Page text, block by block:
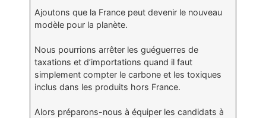
Ajoutons que la France peut devenir le nouveau
modèle pour la planète.
Nous pourrions arrêter les guéguerres de
taxations et d’importations quand il faut
simplement compter le carbone et les toxiques
inclus dans les produits hors France.
Alors préparons-nous à équiper les candidats à